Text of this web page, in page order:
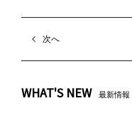
次へ
WHAT'S NEW 最新情報